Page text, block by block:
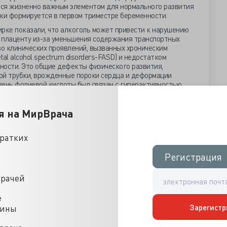
на МирВрача
Регистрация
Регистрация
жизненно важным элементом для нормального развития
формируется в первом триместре беременности.
показали, что алкоголь может привести к нарушению
из-за уменьшения содержания транспортных
клинических проявлений, вызванных хроническим
alcohol spectrum disorders-FASD) и недостатком
Это общие дефекты физического развития,
трубки, врожденные пороки сердца и деформации
фолиевой кислоты был связан с гиперактивностью,
снижением когнитивных функций.
также необходима как антиоксидант. Употребление
окислительный стресс как для плаценты, так и для
фолиевой кислотой. Токсичный метаболит
в сыворотке крови злоупотребляющих алкоголем,
в пуповинной крови плода употребляющей
кислота - нейротоксичный яд, и для
уровень фолатов у плода во время протекавшей
Предполагают, что нарушение транспорта
обуславливает возникновение у плода расстройств
злоупотребляющие алкоголем 23 беременные (первая